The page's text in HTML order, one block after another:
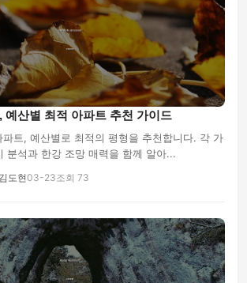
예산별 최적 아파트 추천 가이드
트, 예산별로 최적의 평형을 추천합니다. 각 가
분석과 한강 조망 매력을 함께 알아...
도현03-23조회 73